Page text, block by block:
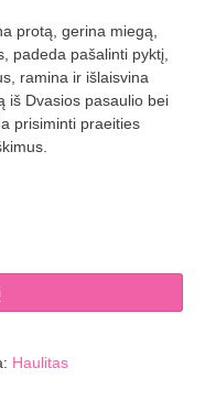
protą, gerina miegą,
padeda pašalinti pyktį,
ramina ir išlaisvina
iš Dvasios pasaulio bei
prisiminti praeities
Haulitas